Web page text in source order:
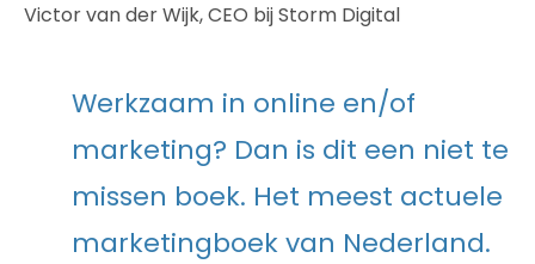
Victor van der Wijk, CEO bij Storm Digital
Werkzaam in online en/of
marketing? Dan is dit een niet te
missen boek. Het meest actuele
marketingboek van Nederland.